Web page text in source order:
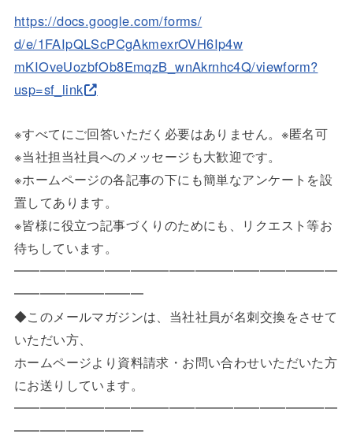
https://docs.google.com/forms/
d/e/1FAIpQLScPCgAkmexrOVH6Ip4w
mKIOveUozbfOb8EmqzB_wnAkrnhc4Q/viewform?
usp=sf_ link
※すべてにご回答いただく必要はありません。※匿名可
※当社担当社員へのメッセージも大歓迎です。
※ホームページの各記事の下にも簡単なアンケートを設
置してあり ます。
※皆様に役立つ記事づくりのためにも、リクエスト等お
待ちしています。
━━━━━━━━━━━━━━━━━━━━━━━━━
━━━━━━━━━━
◆このメールマガジンは、当社社員が名刺交換をさせて
いただい方、
ホームページより資料請求・お問い合わせいただいた方
にお送りしています。
━━━━━━━━━━━━━━━━━━━━━━━━━
━━━━━━━━━━